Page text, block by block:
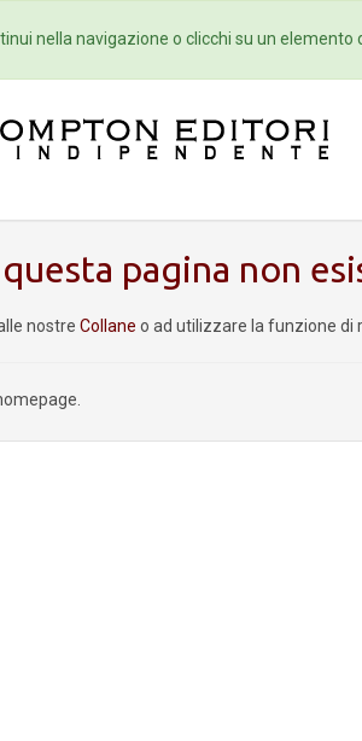
Eventi Collane
pagina non
nostre Collane o ad utilizzare la funzione di
nella navigazione o clicchi su un elemento